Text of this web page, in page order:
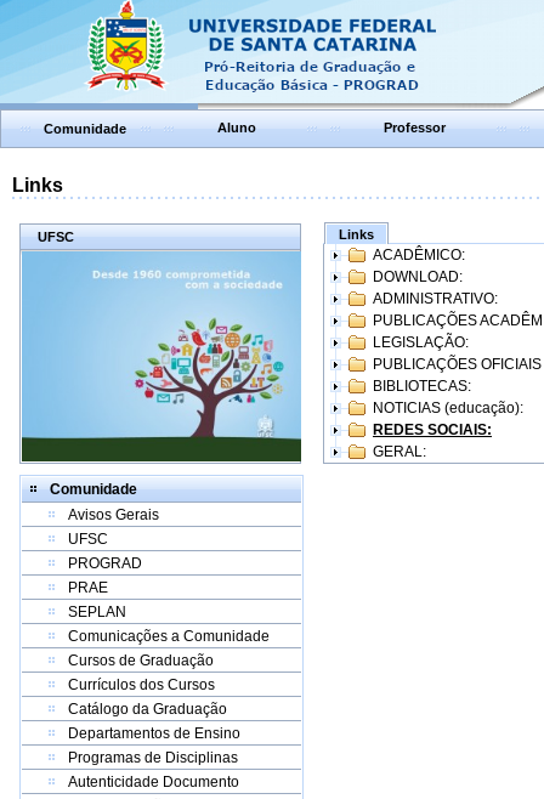
Comunidade Aluno Professor
Links
UFSC
Comunidade
Avisos Gerais
UFSC
PROGRAD
PRAE
SEPLAN
Comunicações a Comunidade
Cursos de Graduação
Currículos dos Cursos
Catálogo da Graduação
Departamentos de Ensino
Programas de Disciplinas
Autenticidade Documento
Links
ACADÊMICO:
DOWNLOAD:
ADMINISTRATIVO:
PUBLICAÇÕES
LEGISLAÇÃO:
PUBLICAÇÕES
BIBLIOTECAS:
NOTICIAS (educação):
REDES SOCIAIS:
GERAL: